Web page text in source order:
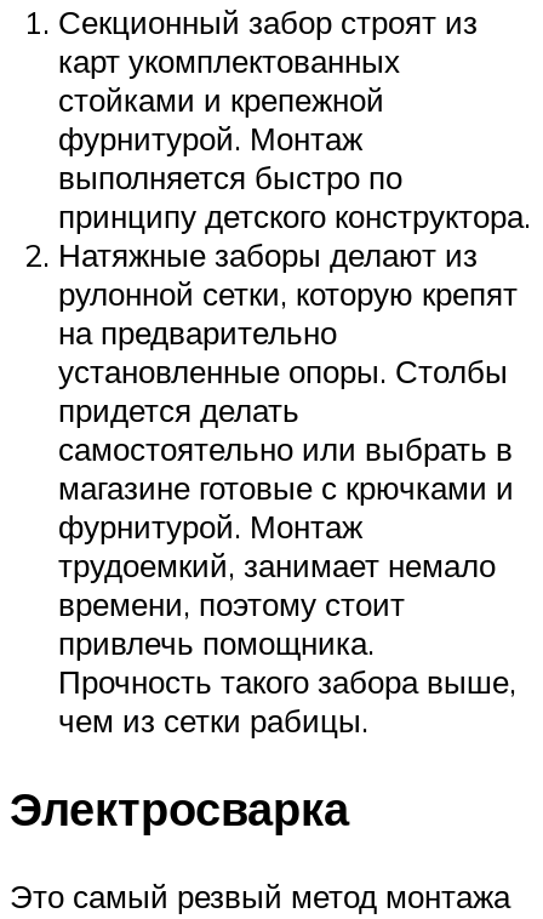
Секционный забор строят из
карт укомплектованных
стойками и крепежной
фурнитурой. Монтаж
выполняется быстро по
принципу детского конструктора.
Натяжные заборы делают из
рулонной сетки, которую крепят
на предварительно
установленные опоры. Столбы
придется делать
самостоятельно или выбрать в
магазине готовые с крючками и
фурнитурой. Монтаж
трудоемкий, занимает немало
времени, поэтому стоит
привлечь помощника.
Прочность такого забора выше,
чем из сетки рабицы.
Электросварка
Это самый резвый метод монтажа